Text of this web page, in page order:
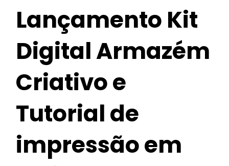
Lançamento Kit
Digital Armazém
Criativo e
Tutorial de
impressão em